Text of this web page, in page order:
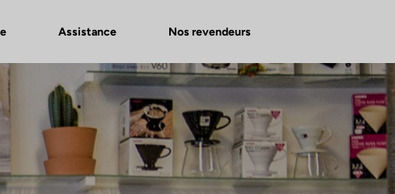
Assistance Nos revendeurs